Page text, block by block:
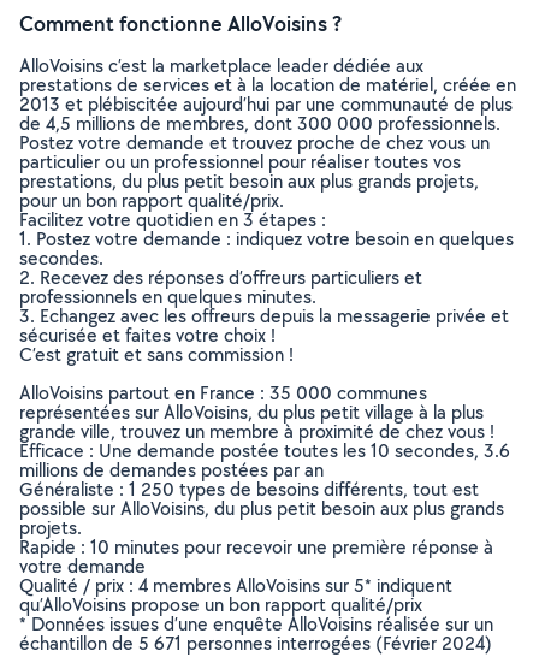
Comment fonctionne AlloVoisins ?
AlloVoisins c’est la marketplace leader dédiée aux
prestations de services et à la location de matériel, créée en
2013 et plébiscitée aujourd’hui par une communauté de plus
de 4,5 millions de membres, dont 300 000 professionnels.
Postez votre demande et trouvez proche de chez vous un
particulier ou un professionnel pour réaliser toutes vos
prestations, du plus petit besoin aux plus grands projets,
pour un bon rapport qualité/prix.
Facilitez votre quotidien en 3 étapes :
1. Postez votre demande : indiquez votre besoin en quelques
secondes.
2. Recevez des réponses d’offreurs particuliers et
professionnels en quelques minutes.
3. Echangez avec les offreurs depuis la messagerie privée et
sécurisée et faites votre choix !
C’est gratuit et sans commission !
AlloVoisins partout en France : 35 000 communes
représentées sur AlloVoisins, du plus petit village à la plus
grande ville, trouvez un membre à proximité de chez vous !
Efficace : Une demande postée toutes les 10 secondes, 3.6
millions de demandes postées par an
Généraliste : 1 250 types de besoins différents, tout est
possible sur AlloVoisins, du plus petit besoin aux plus grands
projets.
Rapide : 10 minutes pour recevoir une première réponse à
votre demande
Qualité / prix : 4 membres AlloVoisins sur 5* indiquent
qu’AlloVoisins propose un bon rapport qualité/prix
* Données issues d’une enquête AlloVoisins réalisée sur un
échantillon de 5 671 personnes interrogées (Février 2024)